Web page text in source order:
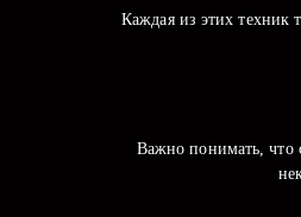
Каждая из этих техник
Важно понимать, что